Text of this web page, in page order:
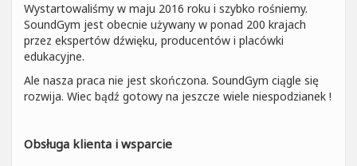
Wystartowaliśmy w maju 2016 roku i szybko rośniemy.
SoundGym jest obecnie używany w ponad 200 krajach
przez ekspertów dźwięku, producentów i placówki
edukacyjne.
Ale nasza praca nie jest skończona. SoundGym ciągle się
rozwija. Wiec bądź gotowy na jeszcze wiele niespodzianek !
Obsługa klienta i wsparcie